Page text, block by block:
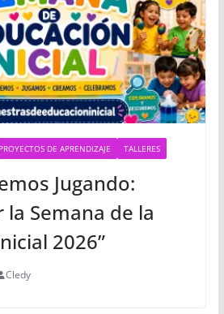
PROYECTOS DE APRENDIZAJE TALLERES
Jugando:
Semana de la
2026”
Cledy